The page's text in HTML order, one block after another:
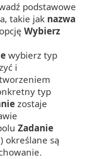
podstawowe
takie jak nazwa
Wybierz
wybierz typ
i
typ
zostaje
Zadanie
) określane są